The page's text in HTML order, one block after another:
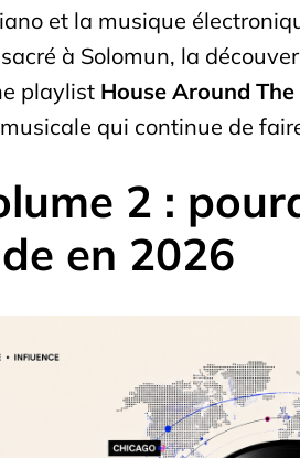
et la musique
à Solomun, la
playlist House Around
qui continue de
2 :
en 2026